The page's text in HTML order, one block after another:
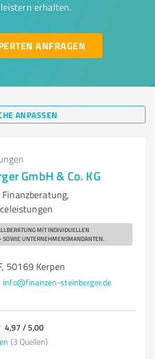
erhalten.
ANFRAGEN
ANPASSEN
GmbH & Co. KG
MIT INDIVIDUELLEN
SOWIE UNTERNEHMENSMANDANTEN.
50169 Kerpen
info@finanzen-steinberger.de
4,97 / 5,00
(3 Quellen)